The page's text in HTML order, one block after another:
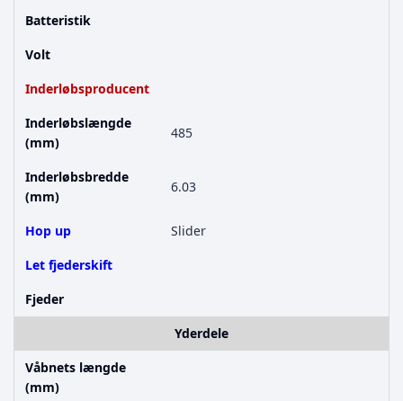
Batteristik
Volt
Inderløbsproducent
Inderløbslængde
(mm)
485
Inderløbsbredde
(mm)
6.03
Hop up
Slider
Let fjederskift
Fjeder
Yderdele
Våbnets længde
(mm)